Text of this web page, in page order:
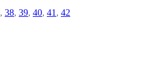
, 38, 39, 40, 41 , 42